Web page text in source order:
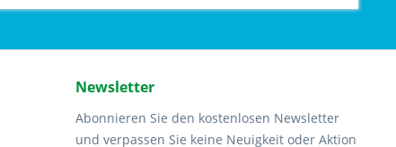
Newsletter
Abonnieren Sie den kostenlosen Newsletter
und verpassen Sie keine Neuigkeit oder Aktion